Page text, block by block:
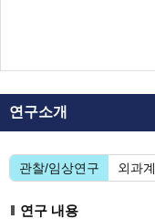
연구소개
관찰/임상연구 외과계
연구 내용